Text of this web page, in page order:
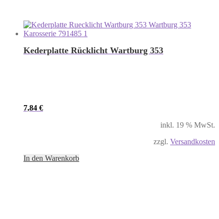
Kederplatte Rücklicht Wartburg 353
7,84 €
inkl. 19 % MwSt.
zzgl. Versandkosten
In den Warenkorb